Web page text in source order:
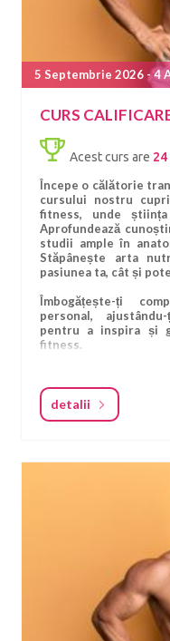
5 Septembrie 2026 - 4
CURS
Acest curs are
Începe o călătorie
cursului nostru
fitness, unde
Aprofundează
studii ample în
Stăpânește arta
pasiunea ta, cât și
Îmbogățește-ți
personal,
pentru a inspira și
fitness.
eficiente.
Devino maestru în
asigurându-te că
de convingător ca
Crează programe
amestecând cu
Descoperă
hipertrofie,
Acest curs nu este
stăpânirea
împuternicindu-te
încredere.
Ești pregătit să
detalii